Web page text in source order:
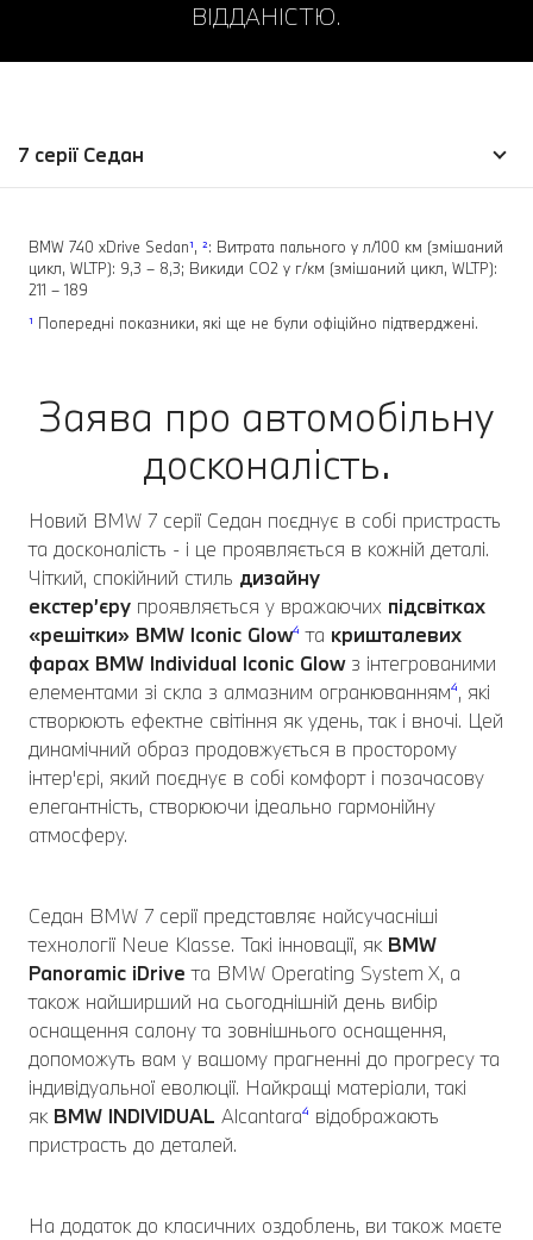
ВІДДАНІСТЮ.
7 серії Седан
BMW 740 xDrive Sedan¹, ²: Витрата пального у л/100 км (змішаний
цикл, WLTP): 9,3 – 8,3; Викиди СО2 у г/км (змішаний цикл, WLTP):
211 – 189
¹ Попередні показники, які ще не були офіційно підтверджені.
Заява про автомобільну
досконалість.
Новий BMW 7 серії Седан поєднує в собі пристрасть
та досконалість - і це проявляється в кожній деталі.
Чіткий, спокійний стиль дизайну
екстер’єру проявляється у вражаючих підсвітках
«решітки» BMW Iconic Glow⁴ та кришталевих
фарах BMW Individual Iconic Glowз інтегрованими
елементами зі скла з алмазним огранюванням⁴, які
створюють ефектне світіння як удень, так і вночі. Цей
динамічний образ продовжується в просторому
інтер'єрі, який поєднує в собі комфорт і позачасову
елегантність, створюючи ідеально гармонійну
атмосферу.
Седан BMW 7 серії представляє найсучасніші
технології Neue Klasse. Такі інновації, як BMW
Panoramic iDrive та BMW Operating System X, а
також найширший на сьогоднішній день вибір
оснащення салону та зовнішнього оснащення,
допоможуть вам у вашому прагненні до прогресу та
індивідуальної еволюції. Найкращі матеріали, такі
як BMW INDIVIDUAL Alcantara⁴ відображають
пристрасть до деталей.
На додаток до класичних оздоблень, ви також маєте